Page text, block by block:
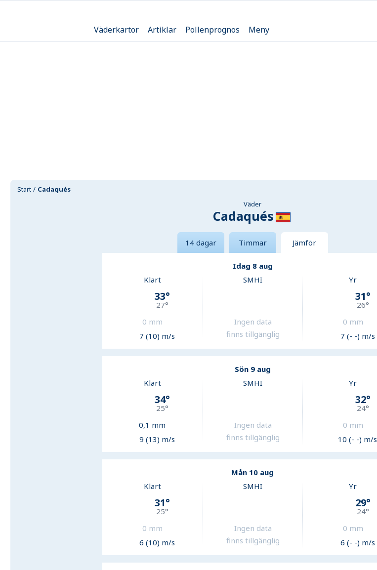
Väderkartor Artiklar Pollenprognos Meny
Start Cadaqués
Väder
Cadaqués
14 dagar Timmar Jämför
Idag 8 aug
Klart
33°
27°
0 mm
7 (10) m/s
SMHI
Ingen data
finns tillgänglig
Yr
31°
26°
0 mm
7 (- -) m/s
Sön 9 aug
Klart
34°
25°
0,1 mm
9 (13) m/s
SMHI
Ingen data
finns tillgänglig
Yr
32°
24°
0 mm
10 (- -) m/s
Mån 10 aug
Klart
31°
25°
0 mm
6 (10) m/s
SMHI
Ingen data
finns tillgänglig
Yr
29°
24°
0 mm
6 (- -) m/s